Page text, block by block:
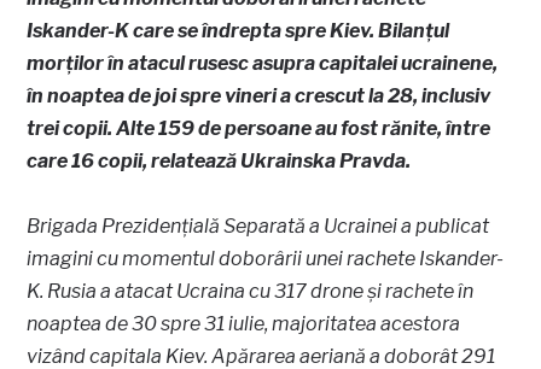
Iskander-K care se îndrepta spre Kiev. Bilanțul
morților în atacul rusesc asupra capitalei ucrainene,
în noaptea de joi spre vineri a crescut la 28, inclusiv
trei copii. Alte 159 de persoane au fost rănite, între
care 16 copii, relatează Ukrainska Pravda.
Brigada Prezidențială Separată a Ucrainei a publicat
imagini cu momentul doborârii unei rachete Iskander-
K. Rusia a atacat Ucraina cu 317 drone și rachete în
noaptea de 30 spre 31 iulie, majoritatea acestora
vizând capitala Kiev. Apărarea aeriană a doborât 291